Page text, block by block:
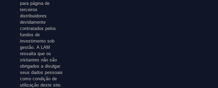
para página de
terceiros
distribuidores
devidamente
contratados pelos
fundos de
investimento sob
gestão. A LAM
ressalta que os
visitantes não são
obrigados a divulgar
seus dados pessoais
como condição de
utilização deste site.